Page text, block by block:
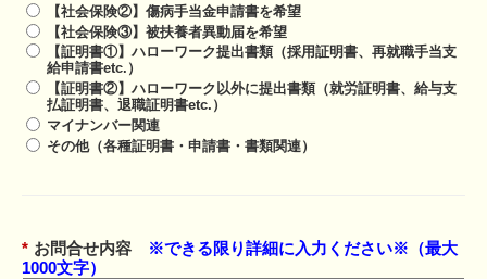
【社会保険②】傷病手当金申請書を希望
【社会保険③】被扶養者異動届を希望
【証明書①】ハローワーク提出書類（採用証明書、再就職手当支
給申請書etc.）
【証明書②】ハローワーク以外に提出書類（就労証明書、給与支
払証明書、退職証明書etc.）
マイナンバー関連
その他（各種証明書・申請書・書類関連）
* お問合せ内容
※できる限り詳細に入力ください※（最大
1000文字）